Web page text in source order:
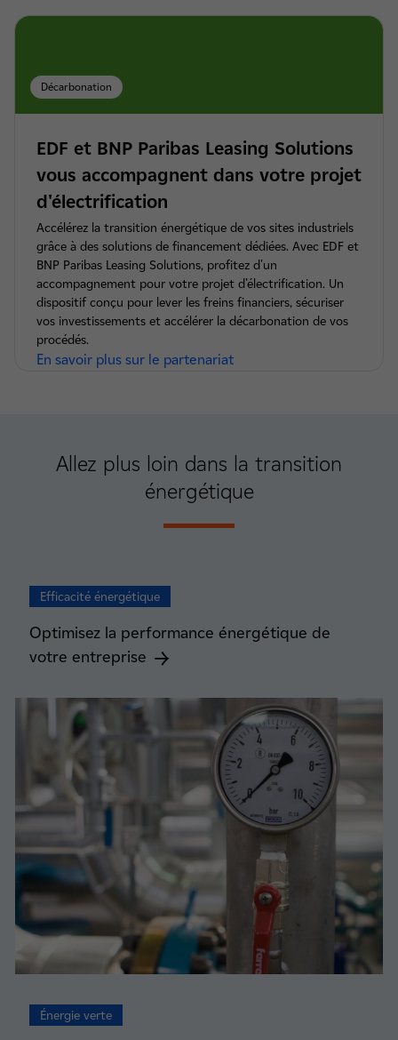
Décarbonation
EDF et BNP Paribas Leasing Solutions
vous accompagnent dans votre projet
d'électrification
Accélérez la transition énergétique de vos sites industriels
grâce à des solutions de financement dédiées. Avec EDF et
BNP Paribas Leasing Solutions, profitez d'un
accompagnement pour votre projet d’électrification. Un
dispositif conçu pour lever les freins financiers, sécuriser
vos investissements et accélérer la décarbonation de vos
procédés.
En savoir plus sur le partenariat
Allez plus loin dans la transition
énergétique
Efficacité énergétique
Optimisez la performance énergétique de
votre entreprise
Énergie verte